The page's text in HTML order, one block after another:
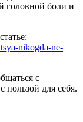
головной боли и
nikogda-ne-
с
пользой для себя.